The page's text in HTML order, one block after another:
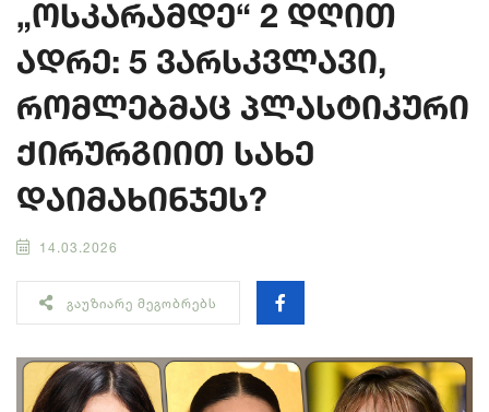
„ოსკარამდე“ 2 დღით
ადრე: 5 ვარსკვლავი,
რომლებმაც პლასტიკური
ქირურგიით სახე
დაიმახინჯეს?
14.03.2026
ᲒᲐᲣᲖᲘᲐᲠᲔ ᲛᲔᲒᲝᲑᲠᲔᲑᲡ